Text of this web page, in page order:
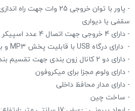
- پاور با توان خروجی 25 وات
سقفی یا دیواری
- دارای 4 خروجی جهت اتصال 4 عدد اسپیکر 8 اهم
- دارای درگاه USB با قابلیت پخش MP3 و بلوتوث
- دارای دو 2 کانال زون بندی جهت تقسیم بندی بلندگو ها
- دارای ولوم مجزا برای میکروفون
- دارای مدار محافظ داخلی
- ساخت چین